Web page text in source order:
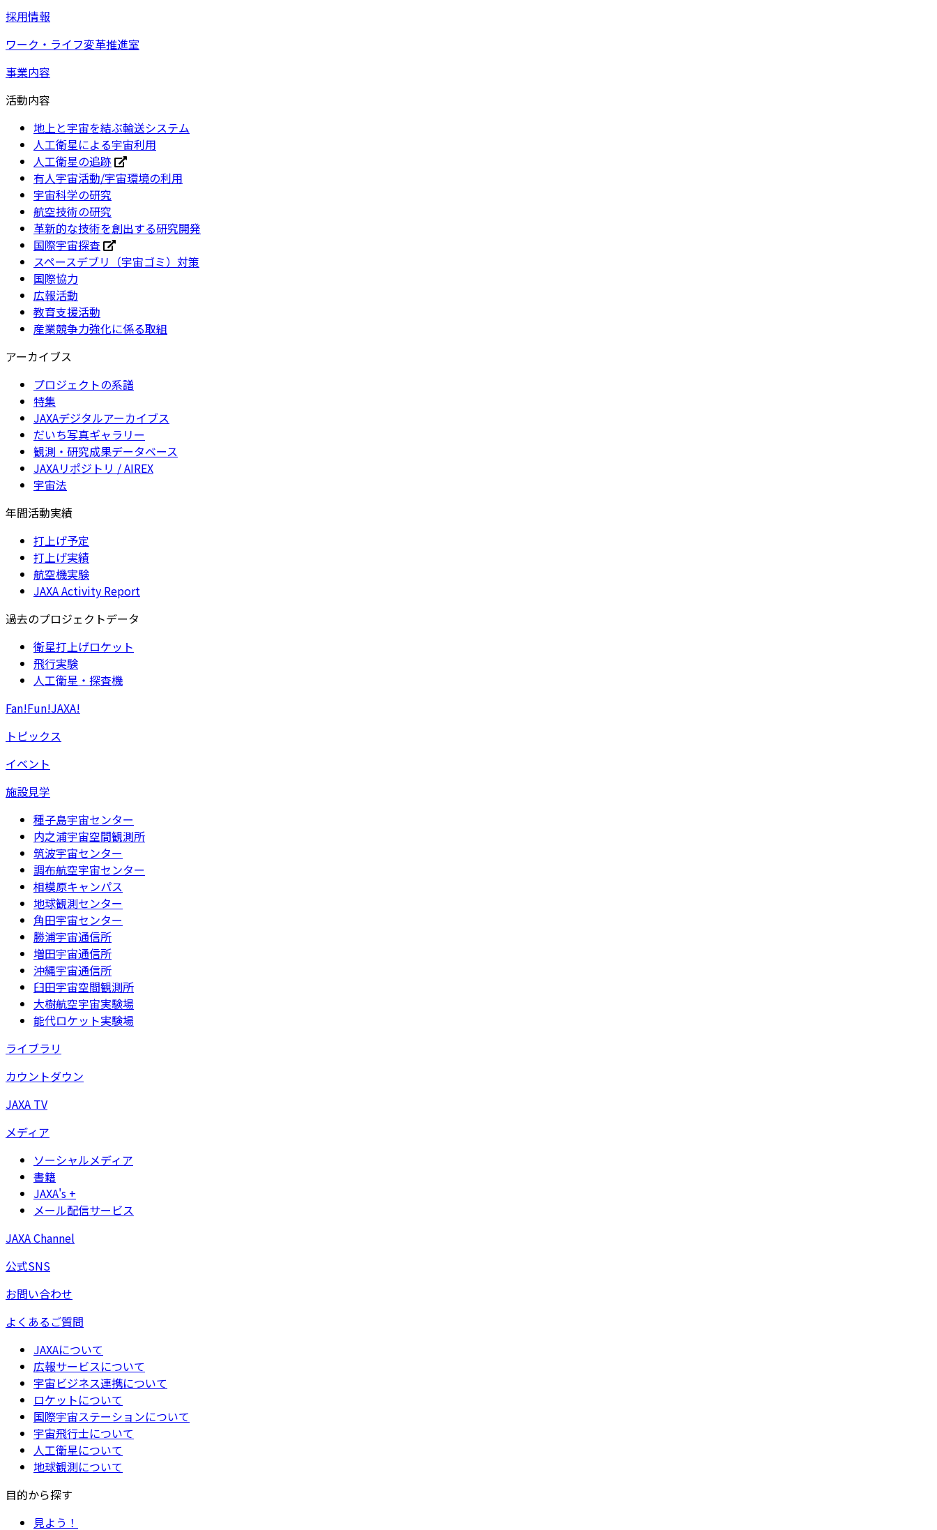
採用情報
ワーク・ライフ変革推進室
事業内容
活動内容
地上と宇宙を結ぶ輸送システム
人工衛星による宇宙利用
人工衛星の追跡
有人宇宙活動/宇宙環境の利用
宇宙科学の研究
航空技術の研究
革新的な技術を創出する研究開発
国際宇宙探査
スペースデブリ（宇宙ゴミ）対策
国際協力
広報活動
教育支援活動
産業競争力強化に係る取組
アーカイブス
プロジェクトの系譜
特集
JAXAデジタルアーカイブス
だいち写真ギャラリー
観測・研究成果データベース
JAXAリポジトリ / AIREX
宇宙法
年間活動実績
打上げ予定
打上げ実績
航空機実験
JAXA Activity Report
過去のプロジェクトデータ
衛星打上げロケット
飛行実験
人工衛星・探査機
Fan!Fun!JAXA!
トピックス
イベント
施設見学
種子島宇宙センター
内之浦宇宙空間観測所
筑波宇宙センター
調布航空宇宙センター
相模原キャンパス
地球観測センター
角田宇宙センター
勝浦宇宙通信所
増田宇宙通信所
沖縄宇宙通信所
臼田宇宙空間観測所
大樹航空宇宙実験場
能代ロケット実験場
ライブラリ
カウントダウン
JAXA TV
メディア
ソーシャルメディア
書籍
JAXA's +
メール配信サービス
JAXA Channel
公式SNS
お問い合わせ
よくあるご質問
JAXAについて
広報サービスについて
宇宙ビジネス連携について
ロケットについて
国際宇宙ステーションについて
宇宙飛行士について
人工衛星について
地球観測について
目的から探す
見よう！